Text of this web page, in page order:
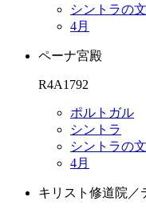
シントラの
4月
ペーナ宮殿
R4A1792
ポルトガル
シントラ
シントラの
4月
キリスト修道院／